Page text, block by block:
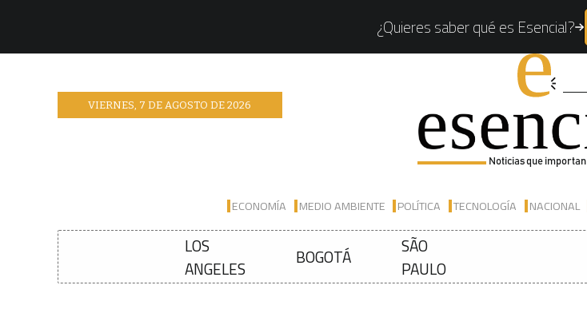
¿Quieres saber qué es Esencial?
Noticias que importan
ECONOMÍA MEDIO AMBIENTE POLÍTICA TECNOLOGÍA NACIONAL
VIERNES, 7 DEAGOSTO DE2026
LOS
ANGELES
BOGOTÁ
SÃO
PAULO